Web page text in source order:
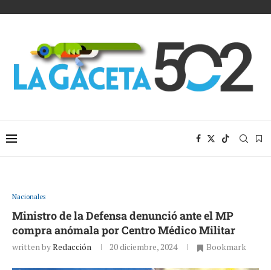
Nacionales
Ministro de la Defensa denunció ante el MP
compra anómala por Centro Médico Militar
written byRedacción 20 diciembre, 2024 Bookmark